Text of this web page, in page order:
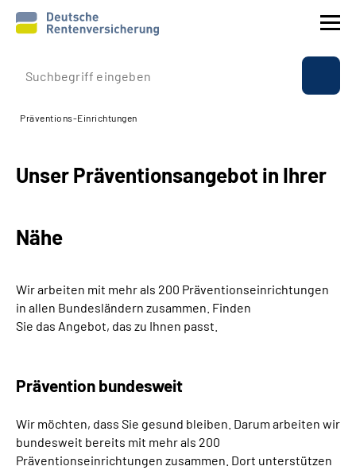
Prävention
Rente
Über uns & Presse
Suche
Language
Präventions-Einrichtungen
Unser Präventionsangebot in Ihrer
Nähe
Wir arbeiten mit mehr als 200 Präventionseinrichtungen
in allen Bundesländern zusammen. Finden
Sie das Angebot, das zu Ihnen passt.
Prävention bundesweit
Wir möchten, dass Sie gesund bleiben. Darum arbeiten wir
bundesweit bereits mit mehr als 200
Präventionseinrichtungen zusammen. Dort unterstützen